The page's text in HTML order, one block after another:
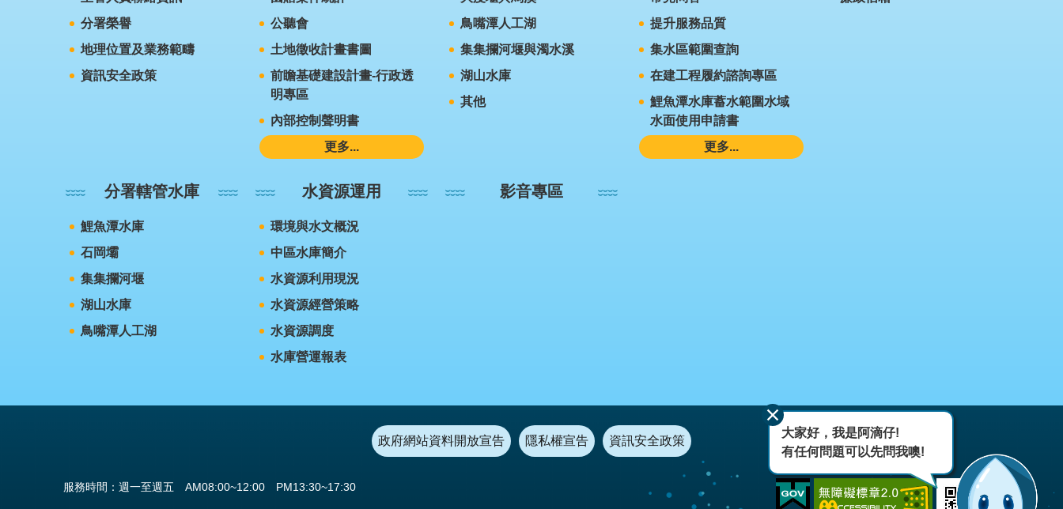
分署榮譽
地理位置及業務範疇
資訊安全政策
公聽會
土地徵收計畫書圖
前瞻基礎建設計畫-行政透
明專區
內部控制聲明書
更多...
鳥嘴潭人工湖
集集攔河堰與濁水溪
湖山水庫
其他
提升服務品質
集水區範圍查詢
在建工程履約諮詢專區
鯉魚潭水庫蓄水範圍水域
水面使用申請書
更多...
分署轄管水庫
鯉魚潭水庫
石岡壩
集集攔河堰
湖山水庫
鳥嘴潭人工湖
水資源運用
環境與水文概況
中區水庫簡介
水資源利用現況
水資源經營策略
水資源調度
水庫營運報表
影音專區
政府網站資料開放宣告 隱私權宣告 資訊安全政策
服務時間：週一至週五 AM08:00~12:00 PM13:30~17:30
大家好，我是阿滴仔!
有任何問題可以先問我噢!